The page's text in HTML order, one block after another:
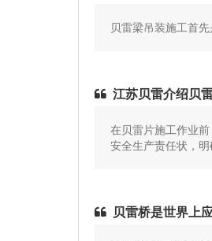
贝雷梁吊装施工首
江苏贝雷介绍贝
在贝雷片施工作业
安全生产责任状，
贝雷桥是世界上